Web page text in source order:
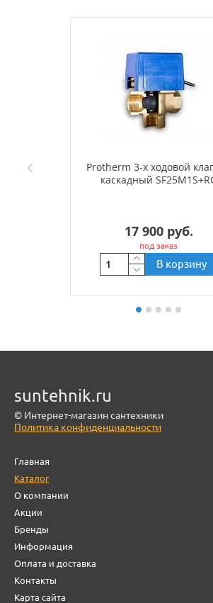
Protherm 3-х ходовой
каскадный
17 900 руб.
под заказ
В корзину
suntehnik.ru
© Интернет-магазин сантехники
Политика конфиденциальности
Главная
Каталог
О компании
Акции
Бренды
Информация
Оплата и доставка
Контакты
Карта сайта